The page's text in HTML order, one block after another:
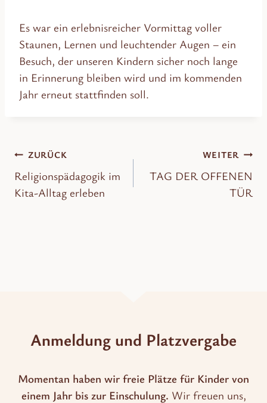
Es war ein erlebnisreicher Vormittag voller
Staunen, Lernen und leuchtender Augen – ein
Besuch, der unseren Kindern sicher noch lange
in Erinnerung bleiben wird und im kommenden
Jahr erneut stattfinden soll.
Beitragsnavigation
ZURÜCK
Religionspädagogik im
Kita-Alltag erleben
WEITER
TAG DER OFFENEN
TÜR
Anmeldung und Platzvergabe
Momentan haben wir freie Plätze für Kinder von
einem Jahr bis zur Einschulung. Wir freuen uns,